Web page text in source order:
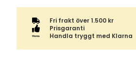
Fri frakt över 1.500 kr
Prisgaranti
Handla tryggt med Klarna